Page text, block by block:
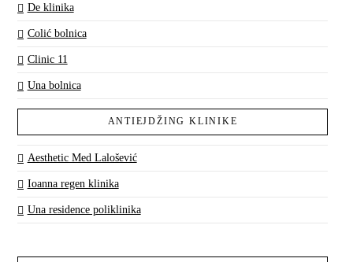
De klinika
Colić bolnica
Clinic 11
Una bolnica
ANTIEJDŽING KLINIKE
Aesthetic Med Lalošević
Ioanna regen klinika
Una residence poliklinika